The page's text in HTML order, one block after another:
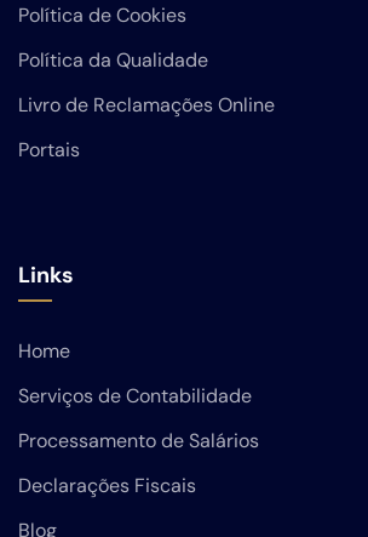
Política de Cookies
Política da Qualidade
Livro de Reclamações Online
Portais
Links
Home
Serviços de Contabilidade
Processamento de Salários
Declarações Fiscais
Blog